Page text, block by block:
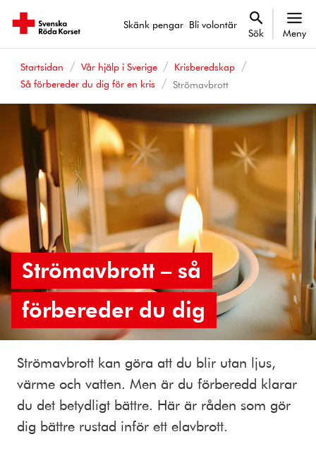
Skänk pengar Bli volontär
Sök Meny
Startsidan Vår hjälp i Sverige
Krisberedskap
Så förbereder du dig för en kris
Strömavbrott
Strömavbrott – så
förbereder du dig
Strömavbrott kan göra att du blir utan ljus,
värme och vatten. Men är du förberedd klarar
du det betydligt bättre. Här är råden som gör
dig bättre rustad inför ett elavbrott.